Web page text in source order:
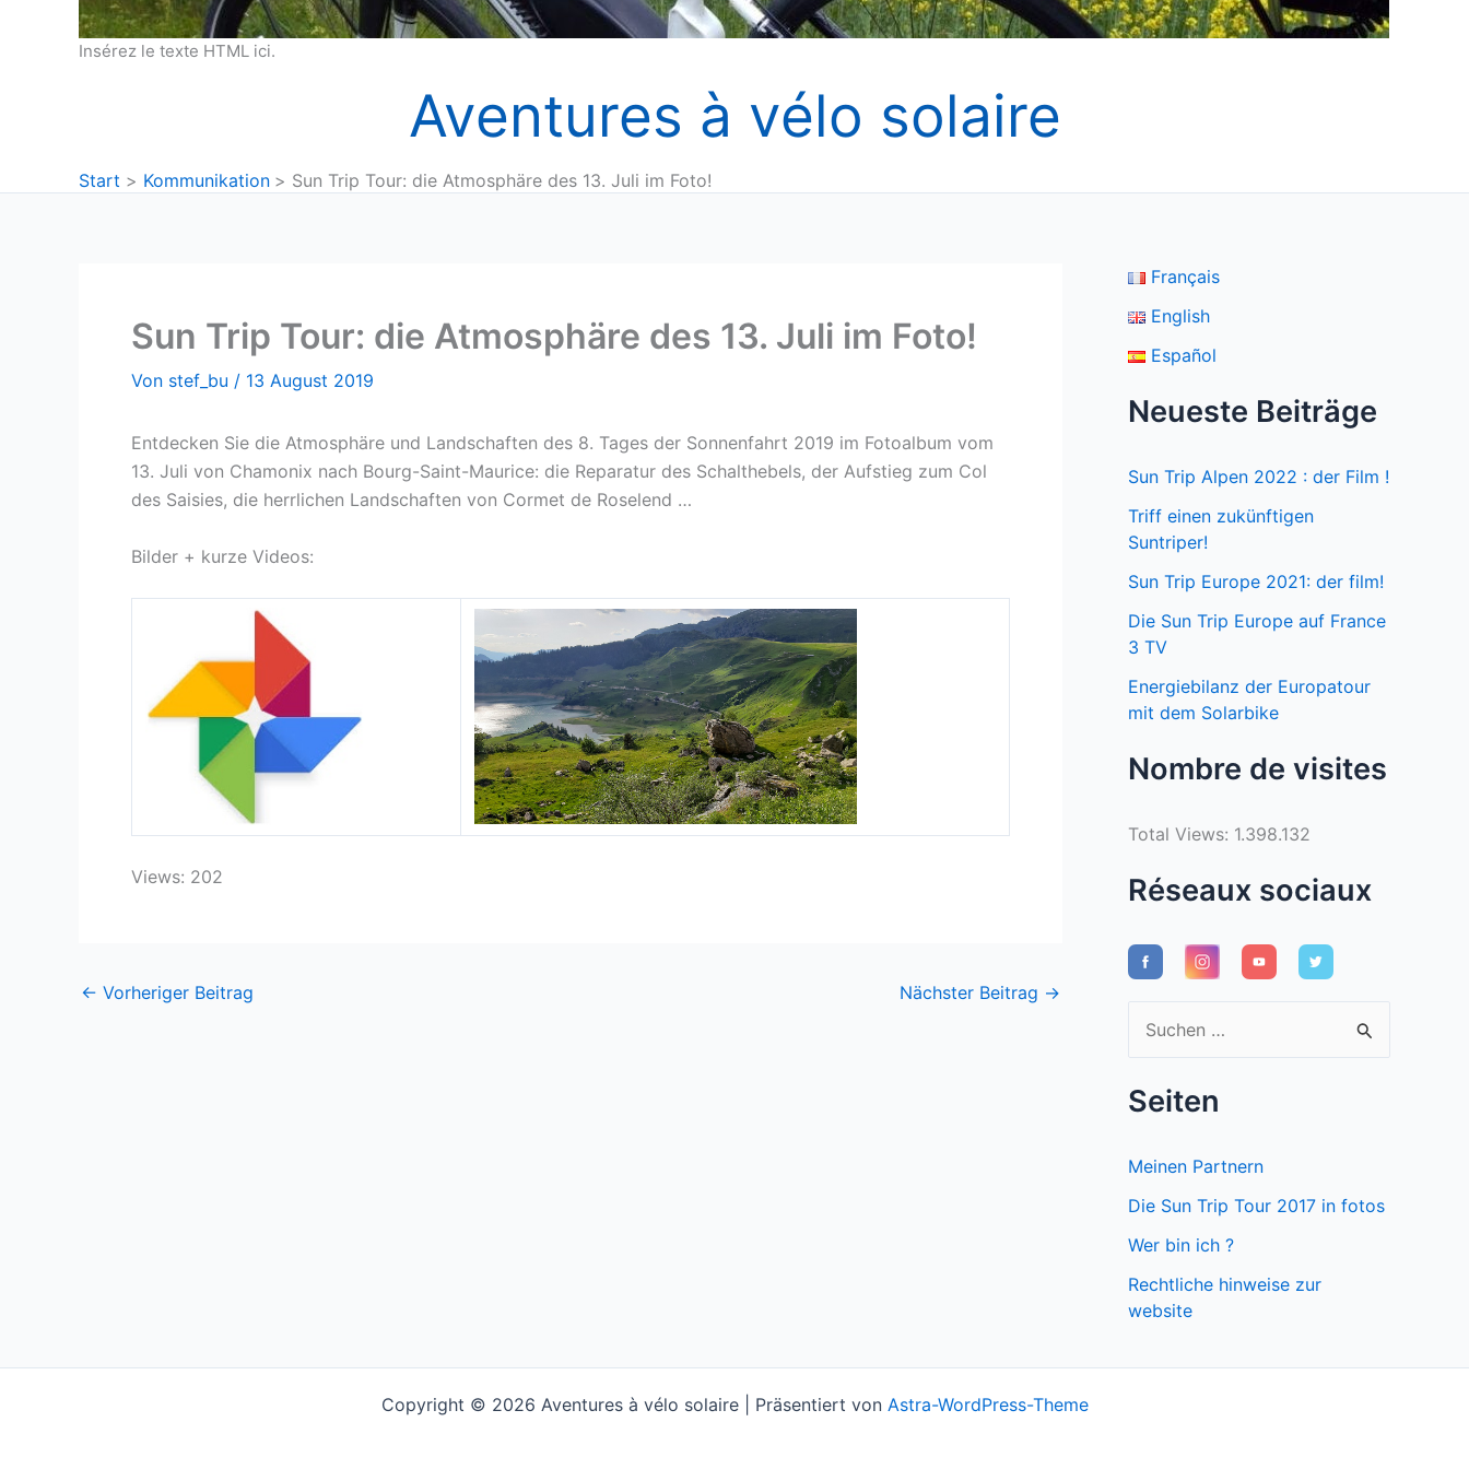
Insérez le texte HTML ici.
Aventures à vélo solaire
Start Kommunikation Sun Trip Tour: die Atmosphäre des 13. Juli im Foto!
Sun Trip Tour: die Atmosphäre des 13. Juli im Foto!
Von stef_bu / 13 August 2019
Entdecken Sie die Atmosphäre und Landschaften des 8. Tages der Sonnenfahrt 2019 im Fotoalbum vom
13. Juli von Chamonix nach Bourg-Saint-Maurice: die Reparatur des Schalthebels, der Aufstieg zum Col
des Saisies, die herrlichen Landschaften von Cormet de Roselend …
Bilder + kurze Videos:
Views: 202
← Vorheriger Beitrag Nächster Beitrag →
Français
English
Español
Neueste Beiträge
Sun Trip Alpen 2022 : der Film !
Triff einen zukünftigen
Suntriper!
Sun Trip Europe 2021: der film!
Die Sun Trip Europe auf France
3 TV
Energiebilanz der Europatour
mit dem Solarbike
Nombre de visites
Total Views: 1.398.132
Réseaux sociaux
u
c
e
c
:
Seiten
Meinen Partnern
Die Sun Trip Tour 2017 in fotos
Wer bin ich ?
Rechtliche hinweise zur
website
Copyright © 2026 Aventures à vélo solaire | Präsentiert von Astra-WordPress-Theme